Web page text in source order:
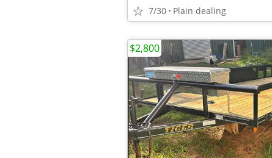
7/30 Plain dealing
$2,800